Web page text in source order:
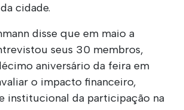
cidade.
disse que em maio a
seus 30 membros,
aniversário da feira em
o impacto financeiro,
institucional da participação na